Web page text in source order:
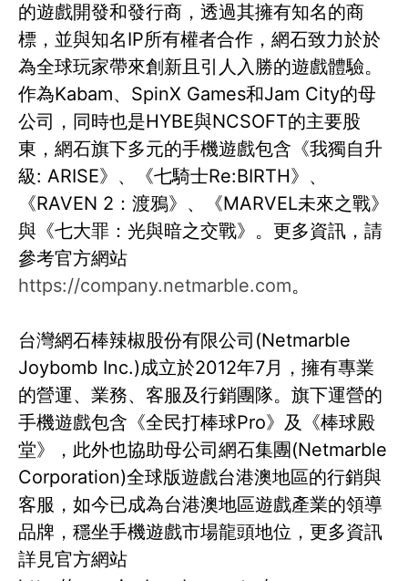
的遊戲開發和發行商，透過其擁有知名的商
標，並與知名IP所有權者合作，網石致力於於
為全球玩家帶來創新且引人入勝的遊戲體驗。
作為Kabam、SpinX Games和Jam City的母
公司，同時也是HYBE與NCSOFT的主要股
東，網石旗下多元的手機遊戲包含《我獨自升
級: ARISE》、《七騎士Re:BIRTH》、
《RAVEN 2：渡鴉》、《MARVEL未來之戰》
與《七大罪：光與暗之交戰》。更多資訊，請
參考官方網站
https://company.netmarble.com。
台灣網石棒辣椒股份有限公司(Netmarble
Joybomb Inc.)成立於2012年7月，擁有專業
的營運、業務、客服及行銷團隊。旗下運營的
手機遊戲包含《全民打棒球Pro》及《棒球殿
堂》，此外也協助母公司網石集團(Netmarble
Corporation)全球版遊戲台港澳地區的行銷與
客服，如今已成為台港澳地區遊戲產業的領導
品牌，穩坐手機遊戲市場龍頭地位，更多資訊
詳見官方網站